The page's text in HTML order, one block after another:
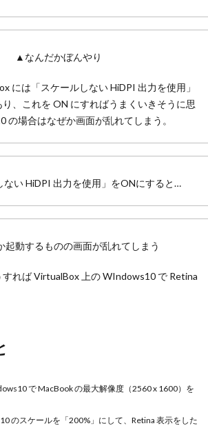
▲なんだかぼんやり
には「スケールしない HiDPI 出力を使用」
、これを ON にすればうまくいきそうに思
の場合はなぜか画面が乱れてしまう。
い HiDPI 出力を使用」をONにすると…
起動するものの画面が乱れてしまう
すれば VirtualBox 上の WIndows10 で Retina
で MacBook の最大解像度（2560 x 1600）を
のスケールを「200%」にして、Retina 表示をした